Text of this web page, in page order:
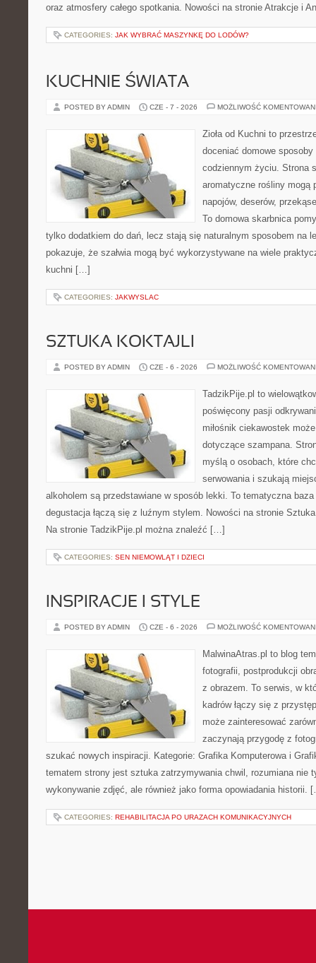
oraz atmosfery całego spotkania. Nowości na stronie Atrakcje i
CATEGORIES: JAK WYBRAĆ MASZYNKĘ DO LODÓW?
KUCHNIE ŚWIATA
POSTED BY ADMIN CZE - 7 - 2026 MOŻLIWOŚĆ
Zioła od Kuchni to
doceniać domowe
codziennym życiu. Strona
aromatyczne rośliny mogą
napojów, deserów,
To domowa skarbnica
tylko dodatkiem do dań, lecz stają się naturalnym sposobem na
pokazuje, że szałwia mogą być wykorzystywane na wiele
kuchni […]
CATEGORIES: JAKWYSLAC
SZTUKA KOKTAJLI
POSTED BY ADMIN CZE - 6 - 2026 MOŻLIWOŚĆ
TadzikPije.pl to
poświęcony pasji
miłośnik ciekawostek
dotyczące szampana.
myślą o osobach, które
serwowania i szukają
alkoholem są przedstawiane w sposób lekki. To tematyczna
degustacja łączą się z luźnym stylem. Nowości na stronie
Na stronie TadzikPije.pl można znaleźć […]
CATEGORIES: SEN NIEMOWLĄT I DZIECI
INSPIRACJE I STYLE
POSTED BY ADMIN CZE - 6 - 2026 MOŻLIWOŚĆ
MalwinaAtras.pl to blog
fotografii, postprodukcji
z obrazem. To serwis, w
kadrów łączy się z
może zainteresować
zaczynają przygodę z
szukać nowych inspiracji. Kategorie: Grafika Komputerowa i
tematem strony jest sztuka zatrzymywania chwil, rozumiana nie
wykonywanie zdjęć, ale również jako forma opowiadania historii.
CATEGORIES: REHABILITACJA PO URAZACH KOMUNIKACYJNYCH